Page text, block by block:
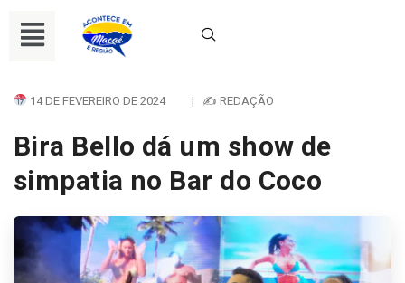
14 DE FEVEREIRO DE 2024 | ✍ REDAÇÃO
Bira Bello dá um show de
simpatia no Bar do Coco